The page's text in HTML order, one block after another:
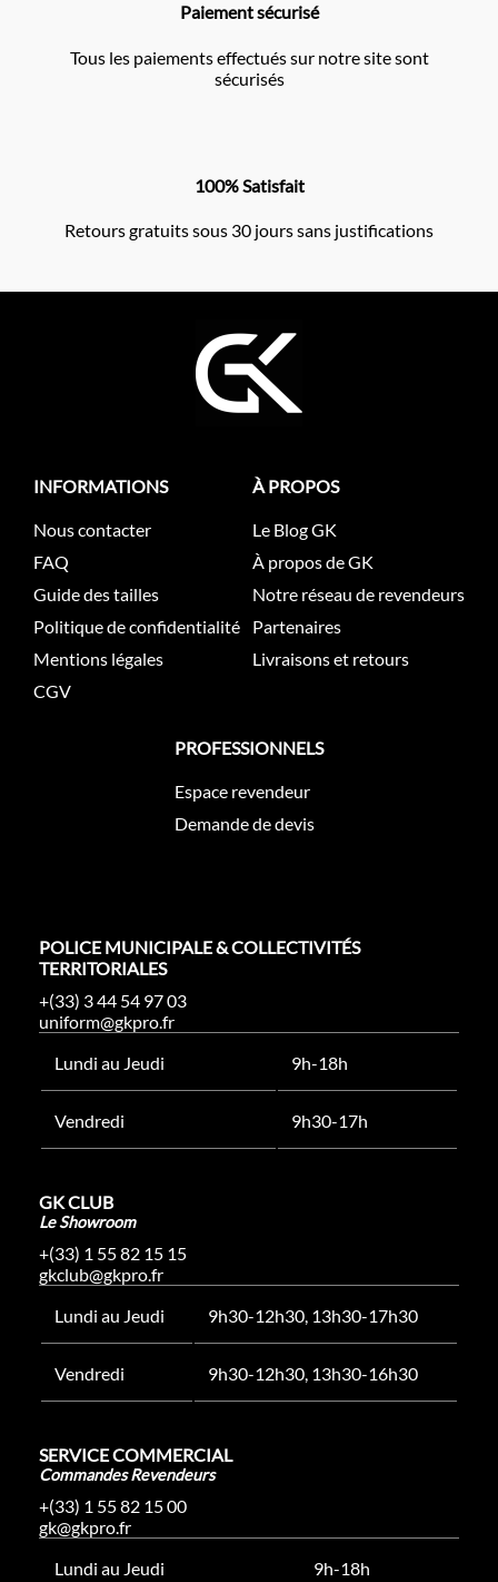
Paiement sécurisé
Tous les paiements effectués sur notre site sont
sécurisés
100% Satisfait
Retours gratuits sous 30 jours sans justifications
INFORMATIONS
Nous contacter
FAQ
Guide des tailles
Politique de confidentialité
Mentions légales
CGV
À PROPOS
Le Blog GK
À propos de GK
Notre réseau de revendeurs
Partenaires
Livraisons et retours
PROFESSIONNELS
Espace revendeur
Demande de devis
POLICE MUNICIPALE & COLLECTIVITÉS
TERRITORIALES
+(33) 3 44 54 97 03
uniform@gkpro.fr
Lundi au Jeudi
9h-18h
Vendredi 9h30-17h
GK CLUB
Le Showroom
+(33) 1 55 82 15 15
gkclub@gkpro.fr
Lundi au Jeudi
9h30-12h30, 13h30-17h30
Vendredi 9h30-12h30, 13h30-16h30
SERVICE COMMERCIAL
Commandes Revendeurs
+(33) 1 55 82 15 00
gk@gkpro.fr
Lundi au Jeudi
9h-18h